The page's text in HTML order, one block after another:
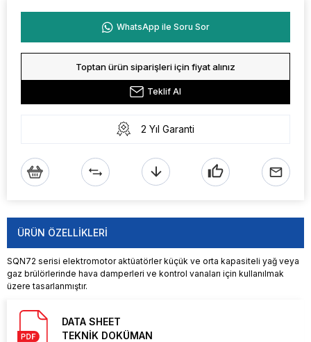
WhatsApp ile Soru Sor
Toptan ürün siparişleri için fiyat alınız
Teklif Al
2 Yıl Garanti
ÜRÜN ÖZELLIKLERI
SQN72 serisi elektromotor aktüatörler küçük ve orta kapasiteli yağ veya
gaz brülörlerinde hava damperleri ve kontrol vanaları için kullanılmak
üzere tasarlanmıştır.
DATA SHEET
TEKNİK DOKÜMAN